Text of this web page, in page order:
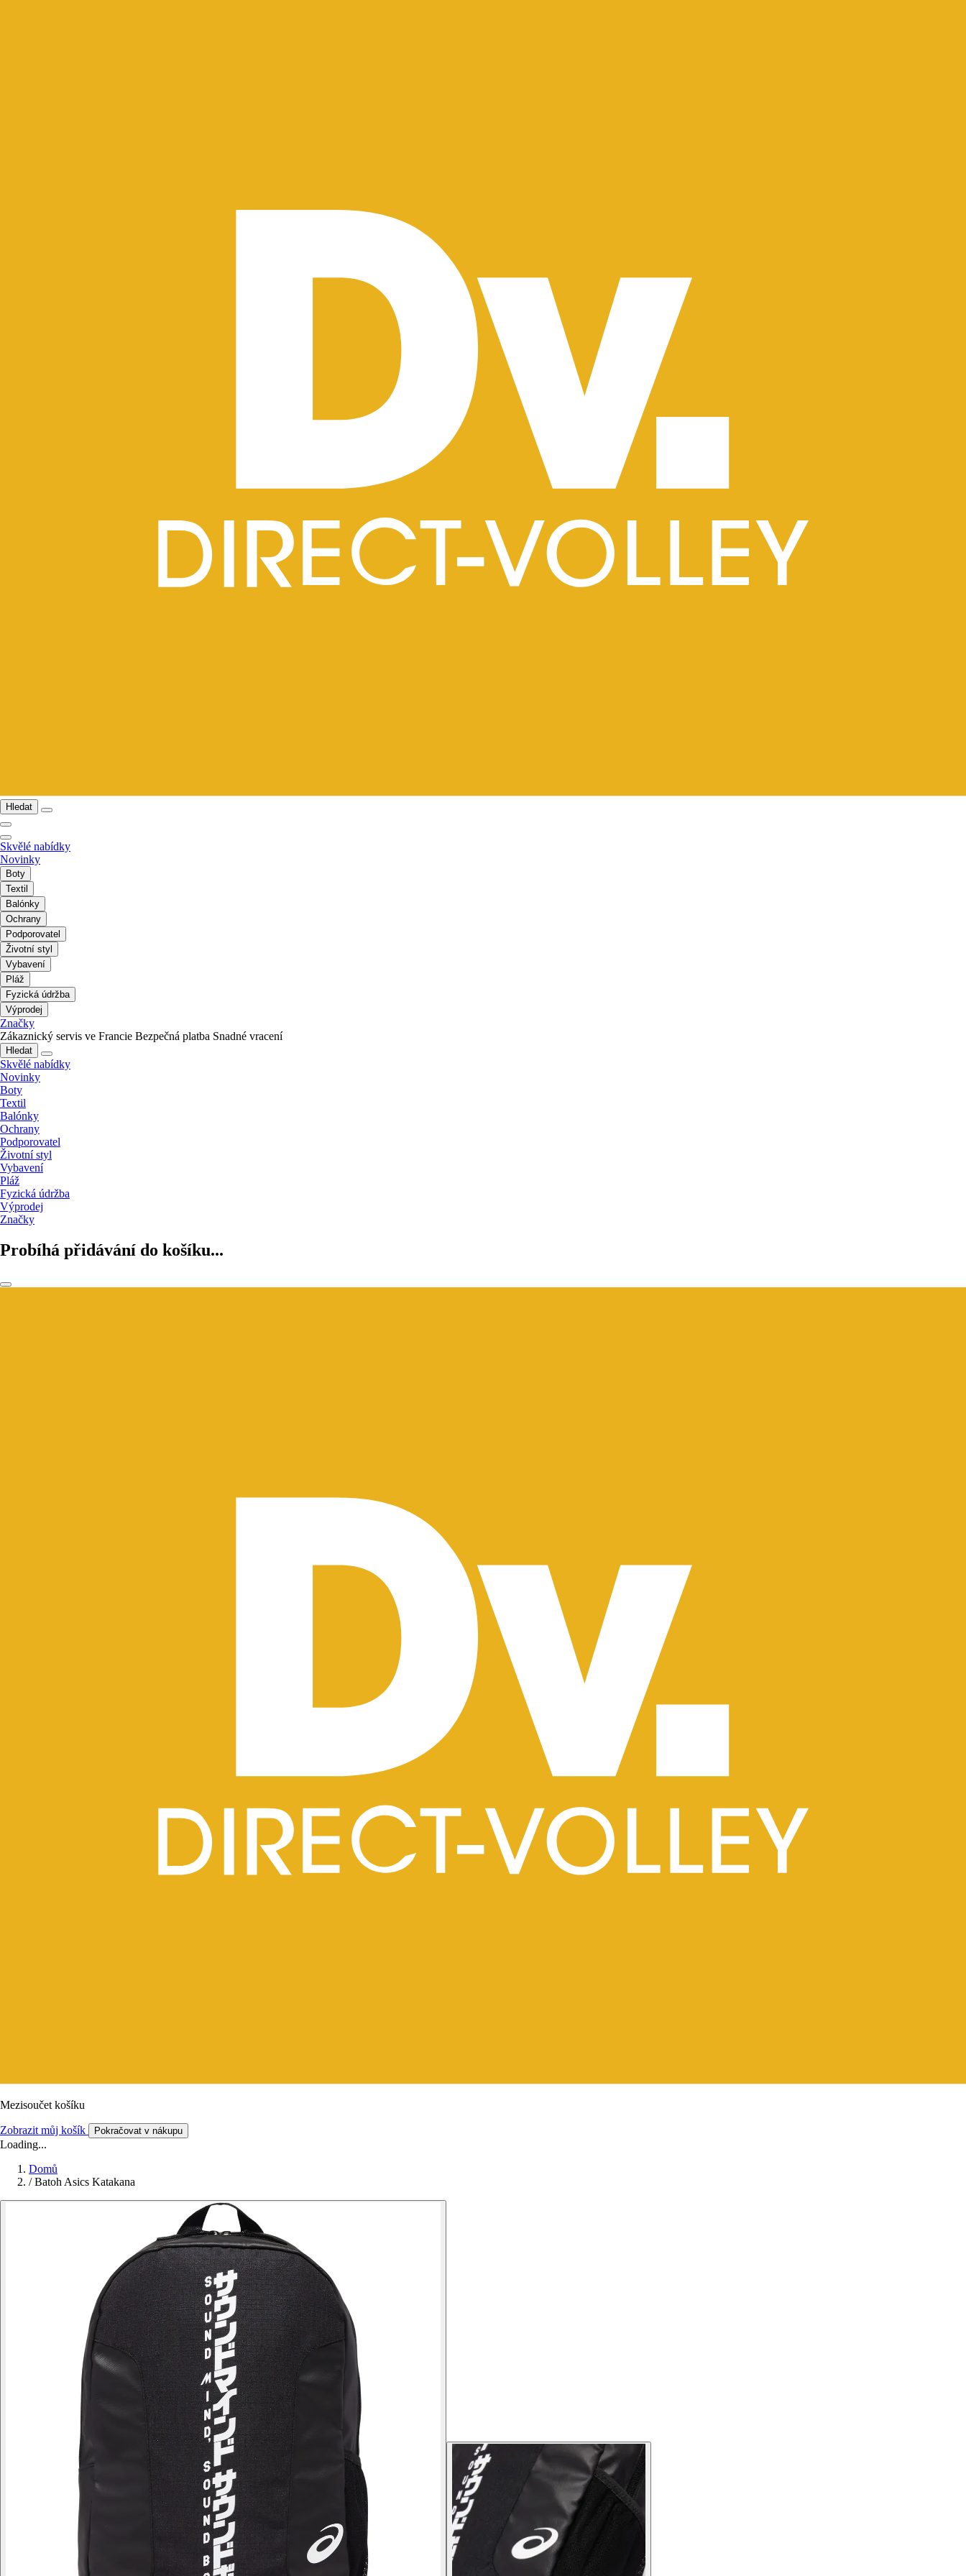
Hledat
Skvělé nabídky
Novinky
Boty
Textil
Balónky
Ochrany
Podporovatel
Životní styl
Vybavení
Pláž
Fyzická údržba
Výprodej
Značky
Zákaznický servis ve Francie Bezpečná platba Snadné vracení
Hledat
Skvělé nabídky
Novinky
Boty
Textil
Balónky
Ochrany
Podporovatel
Životní styl
Vybavení
Pláž
Fyzická údržba
Výprodej
Značky
Probíhá přidávání do košíku...
Mezisoučet košíku
Zobrazit můj košík Pokračovat v nákupu
Loading...
Domů
/ Batoh Asics Katakana